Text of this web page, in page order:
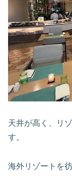
天井が高く、リ
す。
海外リゾートを